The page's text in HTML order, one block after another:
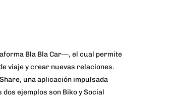
Bla Bla Car―, el cual permite
viaje y crear nuevas relaciones.
, una aplicación impulsada
dos ejemplos son BikoySocial